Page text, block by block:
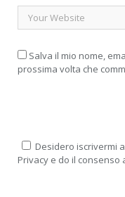
Salva il mio nome,
prossima volta che
Desidero iscrivermi
Privacy e do il